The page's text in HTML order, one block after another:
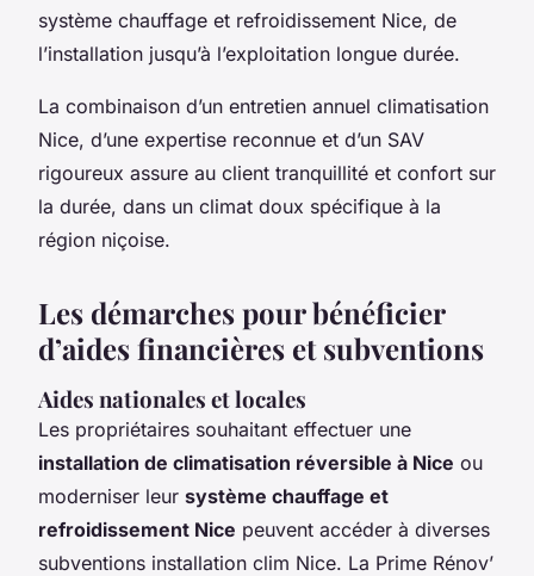
système chauffage et refroidissement Nice, de
l’installation jusqu’à l’exploitation longue durée.
La combinaison d’un entretien annuel climatisation
Nice, d’une expertise reconnue et d’un SAV
rigoureux assure au client tranquillité et confort sur
la durée, dans un climat doux spécifique à la
région niçoise.
Les démarches pour bénéficier
d’aides financières et subventions
Aides nationales et locales
Les propriétaires souhaitant effectuer une
installation de climatisation réversible à Nice ou
moderniser leur système chauffage et
refroidissement Nice peuvent accéder à diverses
subventions installation clim Nice. La Prime Rénov’